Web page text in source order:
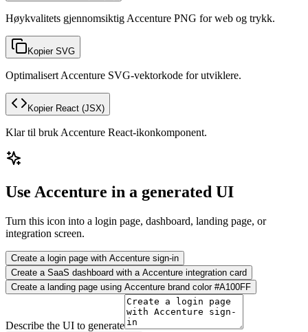
Høykvalitets gjennomsiktig Accenture PNG for web og trykk.
Kopier SVG
Optimalisert Accenture SVG-vektorkode for utviklere.
Kopier React (JSX)
Klar til bruk Accenture React-ikonkomponent.
Use Accenture in a generated UI
Turn this icon into a login page, dashboard, landing page, or
integration screen.
Create a login page with Accenture sign-in
Create a SaaS dashboard with a Accenture integration card
Create a landing page using Accenture brand color #A100FF
Describe the UI to generate